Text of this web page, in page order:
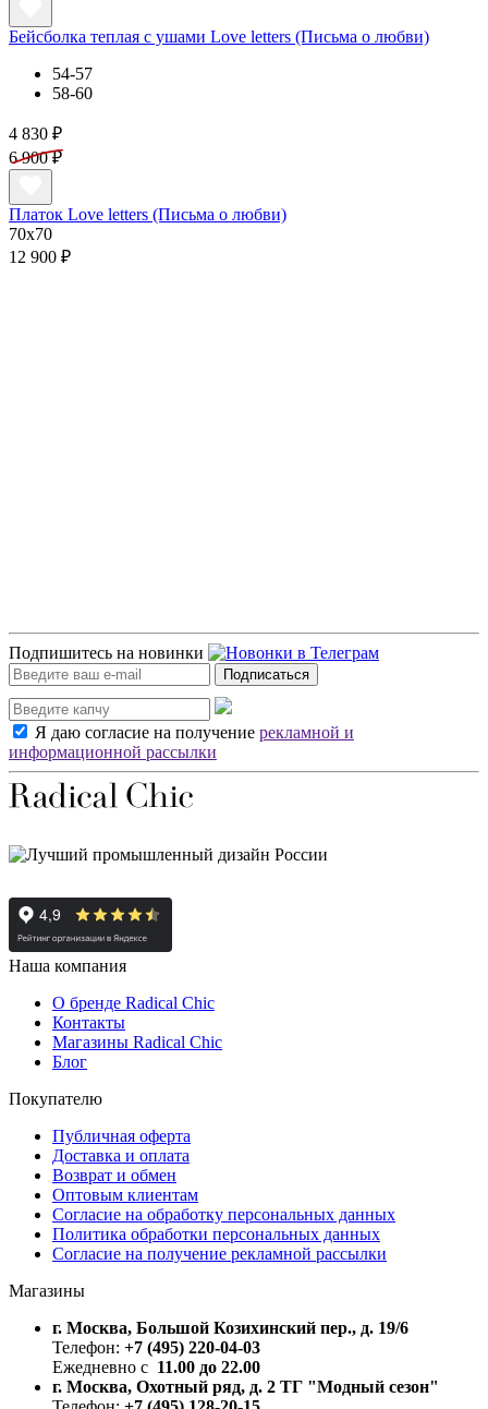
Бейсболка теплая с ушами Love letters (Письма о любви)
54-57
58-60
4 830 ₽
6 900 ₽
Платок Love letters (Письма о любви)
70x70
12 900 ₽
Подпишитесь на новинки
Подписаться
Я даю согласие на получение рекламной и
информационной рассылки
Наша компания
О бренде Radical Chic
Контакты
Магазины Radical Chic
Блог
Покупателю
Публичная оферта
Доставка и оплата
Возврат и обмен
Оптовым клиентам
Согласие на обработку персональных данных
Политика обработки персональных данных
Согласие на получение рекламной рассылки
Магазины
г. Москва, Большой Козихинский пер., д. 19/6
Телефон: +7 (495) 220-04-03
Ежедневно с 11.00 до 22.00
г. Москва, Охотный ряд, д. 2 ТГ "Модный сезон"